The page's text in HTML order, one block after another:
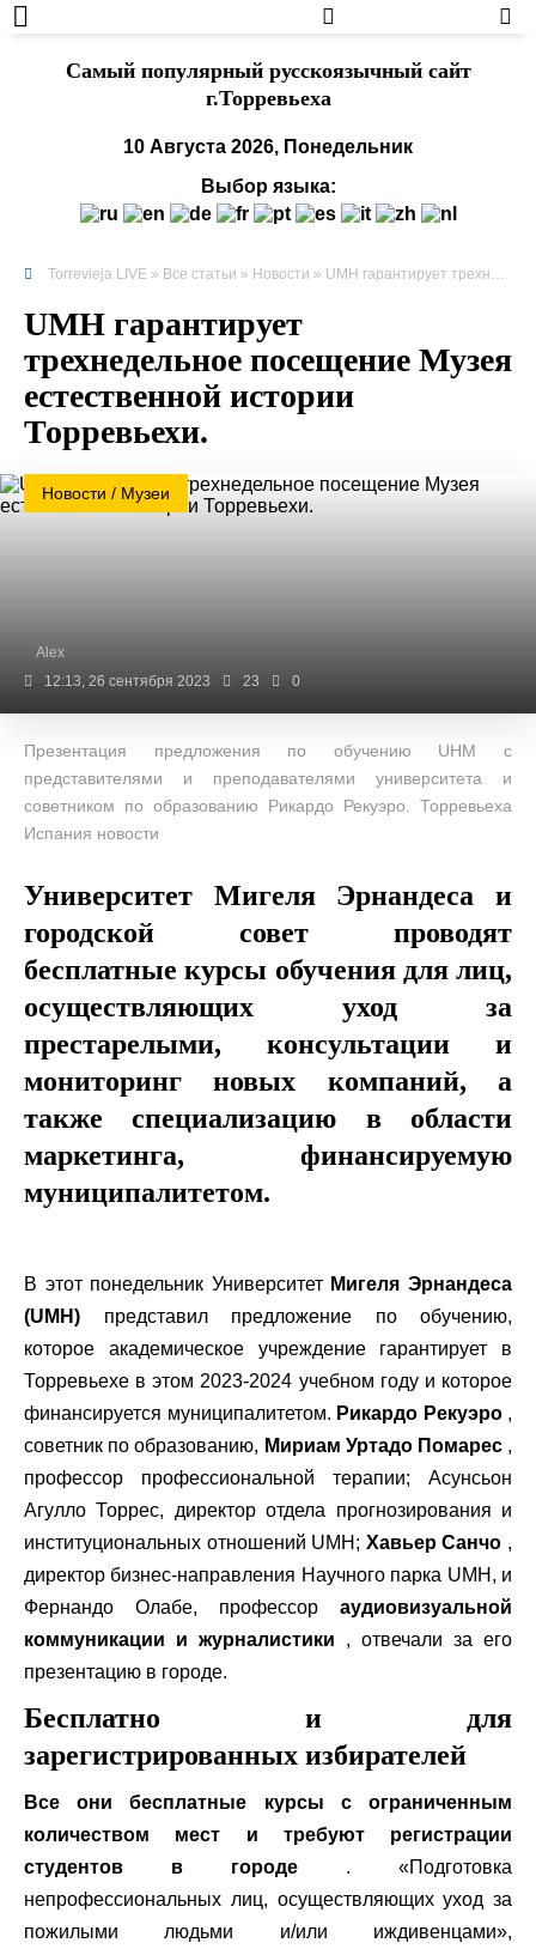
Cамый популярный русскоязычный сайт
г.Торревьеха
10 Августа 2026, Понедельник
Выбор языка:
Torrevieja LIVE » Все статьи » Новости » UMH гарантирует трехнедельное посещение Музея естественной истории Торревьехи.
UMH гарантирует
трехнедельное посещение Музея
естественной истории
Торревьехи.
Новости / Музеи
Alex
12:13, 26 сентября 2023
23 0
Презентация предложения по обучению UHM с
представителями и преподавателями университета и
советником по образованию Рикардо Рекуэро. Торревьеха
Испания новости
Университет Мигеля Эрнандеса и
городской совет проводят
бесплатные курсы обучения для лиц,
осуществляющих уход за
престарелыми, консультации и
мониторинг новых компаний, а
также специализацию в области
маркетинга, финансируемую
муниципалитетом.
В этот понедельник Университет Мигеля Эрнандеса
(UMH) представил предложение по обучению,
которое академическое учреждение гарантирует в
Торревьехе в этом 2023-2024 учебном году и которое
финансируется муниципалитетом. Рикардо Рекуэро,
советник по образованию, Мириам Уртадо Помарес,
профессор профессиональной терапии; Асунсьон
Агулло Торрес, директор отдела прогнозирования и
институциональных отношений UMH; Хавьер Санчо ,
директор бизнес-направления Научного парка UMH, и
Фернандо Олабе, профессор аудиовизуальной
коммуникации и журналистики , отвечали за его
презентацию в городе.
Бесплатно и для
зарегистрированных избирателей
Все они бесплатные курсы с ограниченным
количеством мест и требуют регистрации
студентов в городе . «Подготовка
непрофессиональных лиц, осуществляющих уход за
пожилыми людьми и/или иждивенцами»,